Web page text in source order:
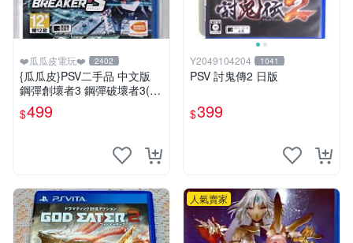
❤️瓜瓜皮電玩❤️ 2402
{瓜瓜皮}PSV二手品 中文版
鋼彈創壞者3 鋼彈破壞者3(遊
戲都能回收)
$499
Y2049104204 1041
PSV 討鬼傳2 日版
$399
人氣賣家